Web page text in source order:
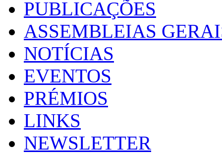
PUBLICAÇÕES
ASSEMBLEIAS
NOTÍCIAS
EVENTOS
PRÉMIOS
LINKS
NEWSLETTER